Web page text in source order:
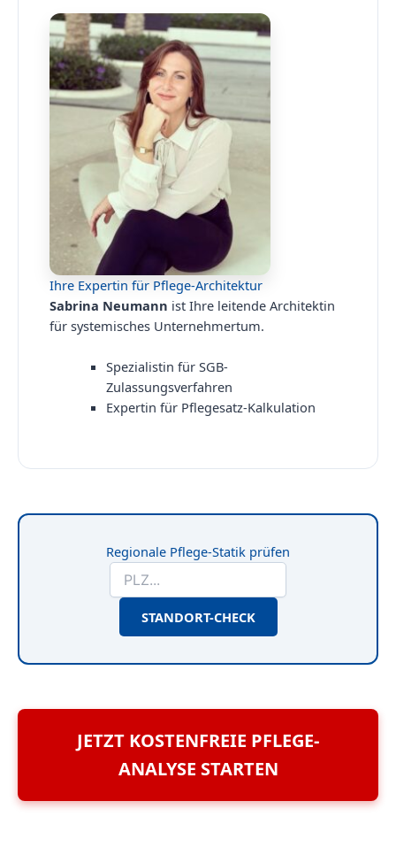
Ihre Expertin für Pflege-Architektur
Sabrina Neumann ist Ihre leitende Architektin
für systemisches Unternehmertum.
Spezialistin für SGB-
Zulassungsverfahren
Expertin für Pflegesatz-Kalkulation
Regionale Pflege-Statik prüfen
STANDORT-CHECK
JETZT KOSTENFREIE PFLEGE-
ANALYSE STARTEN